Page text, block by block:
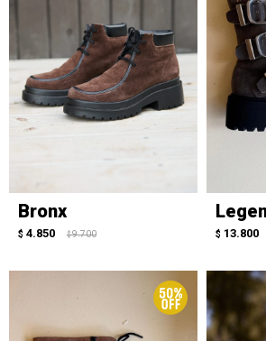
Bronx
$ 4.850 $ 9.700 $ 13.800